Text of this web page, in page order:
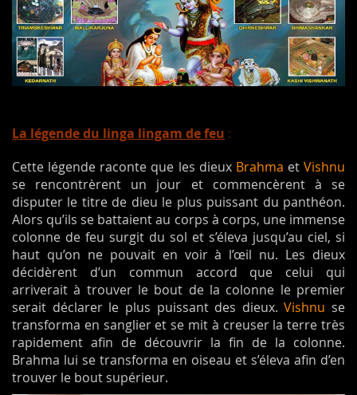
La légende du linga lingam de feu :
Cette légende raconte que les dieux Brahma et Vishnu
se rencontrèrent un jour et commencèrent à se
disputer le titre de dieu le plus puissant du panthéon.
Alors qu’ils se battaient au corps à corps, une immense
colonne de feu surgit du sol et s’éleva jusqu’au ciel, si
haut qu’on ne pouvait en voir à l’œil nu. Les dieux
décidèrent d’un commun accord que celui qui
arriverait à trouver le bout de la colonne le premier
serait déclarer le plus puissant des dieux.Vishnu se
transforma en sanglier et se mit à creuser la terre très
rapidement afin de découvrir la fin de la colonne.
Brahma lui se transforma en oiseau et s’éleva afin d’en
trouver le bout supérieur.